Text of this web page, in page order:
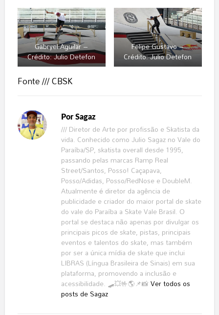
Gabryel Aguilar –
Crédito: Julio Detefon
Felipe Gustavo –
Crédito: Julio Detefon
Fonte ///CBSK
Por Sagaz
/// Diretor de Arte por profissão e Skatista da
vida. Conhecido como Julio Sagaz no Vale do
Paraíba/SP, skatista overall desde 1995,
passando pelas marcas Ramp Real
Street/Santos, Posso! Caçapava,
Posso/Adidas, Posso/RedNose e DoubleM.
Atualmente é diretor da agência de
publicidade e criador do maior portal de skate
do vale do Paraíba a Skate Vale Brasil. O
portal se destaca não apenas por divulgar os
principais picos de skate, pistas, principais
eventos e talentos do skate, mas também
por ser a única mídia de skate que inclui
LIBRAS (Língua Brasileira de Sinais) em sua
plataforma, promovendo a inclusão e
acessibilidade. 🛹💥🤟🌎📌📸Ver todos os
posts de Sagaz